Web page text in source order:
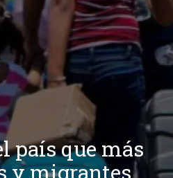
país que más
y migrantes